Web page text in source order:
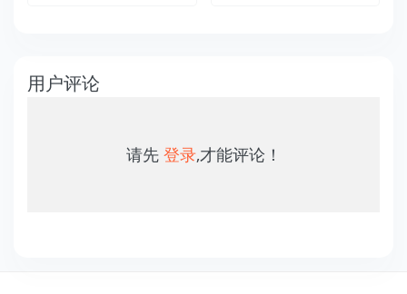
用户评论
请先 登录,才能评论！